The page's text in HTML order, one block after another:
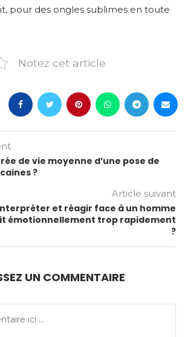
pour des ongles sublimes en toute
Notez cet article
de vie moyenne d’une pose de
?
Article suivant
et réagir face à un homme
émotionnellement trop rapidement
?
UN COMMENTAIRE